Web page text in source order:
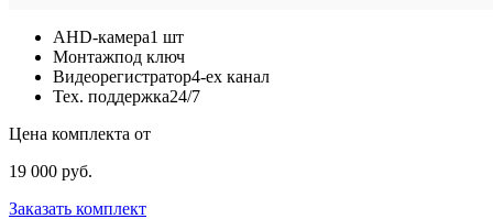
AHD-камера1 шт
Монтажпод ключ
Видеорегистратор4-ех канал
Тех. поддержка24/7
Цена комплекта от
19 000 руб.
Заказать комплект